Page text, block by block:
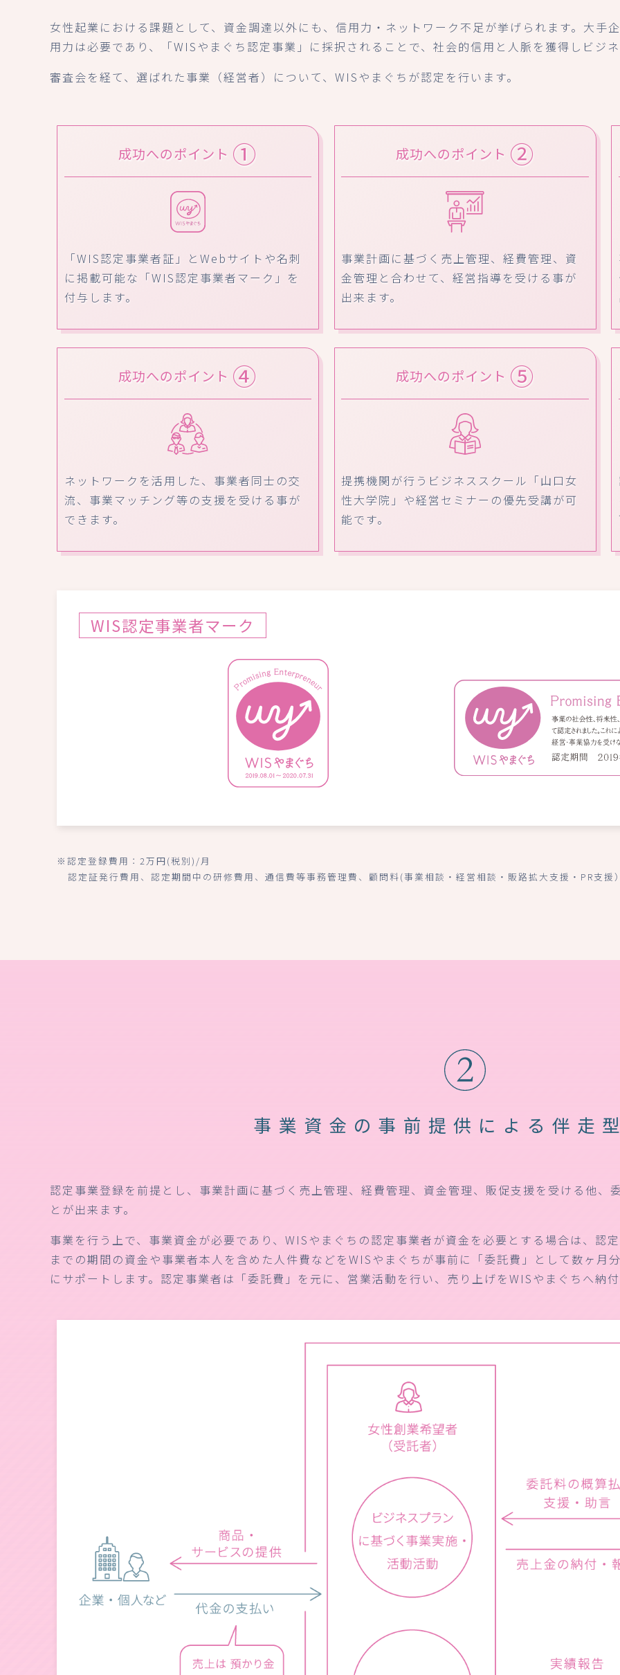
女性起業における課題として、資金調達以外にも、信用力・ネットワーク不足が挙げられます。大手
用力は必要であり、「WISやまぐち認定事業」に採択されることで、社会的信用と人脈を獲得しビジ
審査会を経て、選ばれた事業（経営者）について、WISやまぐちが認定を行います。
成功へのポイント ①
「WIS認定事業者証」とWebサイトや名刺
に掲載可能な「WIS認定事業者マーク」を
付与します。
成功へのポイント ②
事業計画に基づく売上管理、経費管理、資
金管理と合わせて、経営指導を受ける事が
出来ます。
成功へのポイント ④
ネットワークを活用した、事業者同士の交
流、事業マッチング等の支援を受ける事が
できます。
成功へのポイント ⑤
提携機関が行うビジネススクール「山口女
性大学院」や経営セミナーの優先受講が可
能です。
WIS認定事業者マーク
※認定登録費用：2万円(税別)/月
認定証発行費用、認定期間中の研修費用、通信費等事務管理費、顧問料(事業相談・経営相談・販路拡大支援・PR支援
事業資金の事前提供による 伴走
認定事業登録を前提とし、事業計画に基づく売上管理、経費管理、資金管理、販促支援を受ける他、
とが出来ます。
事業を行う上で、事業資金が必要であり、WISやまぐちの認定事業者が資金を必要とする場合は、認
までの期間の資金や事業者本人を含めた人件費などをWISやまぐちが事前に「委託費」として数ヶ月
にサポートします。認定事業者は「委託費」を元に、営業活動を行い、売り上げをWISやまぐちへ納